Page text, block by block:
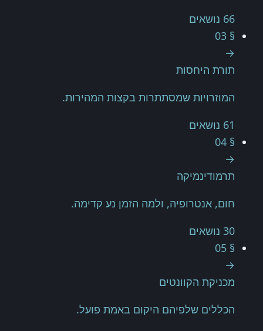
66 נושאים
§ 03
→
תורת היחסות
המוזרויות שמסתתרות בקצות המהירות.
61 נושאים
§ 04
→
תרמודינמיקה
חום, אנטרופיה, ולמה הזמן נע קדימה.
30 נושאים
§ 05
→
מכניקת הקוונטים
הכללים שלפיהם היקום באמת פועל.